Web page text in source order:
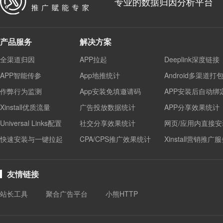
产品服务
全渠道归因
APP智能传参
作弊行为监测
Xinstall优质流量
Universal Links配置
快速安装与一键拉起
解决方案
APP拉起
Deeplink深度链接
App地推统计
Android多渠道打包
App安装免填邀请码
APP安装后自动绑
广告投放数据统计
APP分享效果统计
社交分享效果统计
网页/应用内直接
CPA/CPS推广效果统计
Xinstall营销推广
友情链接
站长工具 聚合广告平台 小熊HTTP